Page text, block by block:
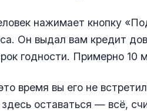
нажимает кнопку
Он выдал вам кредит
годности. Примерно 10
время вы его не
оставаться — всё,